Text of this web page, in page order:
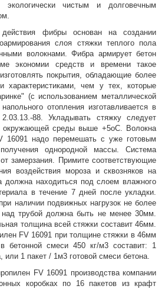
экологически чистым и долговечным
фибры основан на создании
слоя стяжки теплого пола
волокнами. Фибра армирует бетон
экономии средств и времени такое
покрытия, обладающие более
характеристиками, чем у тех, которые
(с использованием металлической
отопления изготавливается в
88. Укладывать стяжку следует
окружающей среды выше +5oC. Волокна
16091 надо перемешать с уже готовым
однородной массы. Система
замерзания. Примите соответствующие
воздействия мороза и сквозняков на
должна находиться под слоем влажного
в течение 7 дней после укладки.
наличии подвижных нагрузок не более
трубой должна быть не менее 30мм.
толщина всей стяжки составит 46мм.
FV 16091 при толщине стяжки в 46мм
бетонной смеси 450 кг/м3 составит: 1
или 1 пакет / 1м3 готовой смеси бетона.
FV 16091 производства компании
коробках по 16 пакетов из крафт